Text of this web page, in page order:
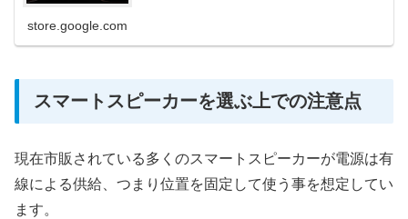
store.google.com
スマートスピーカーを選ぶ上での注意点
現在市販されている多くのスマートスピーカーが電源は有
線による供給、つまり位置を固定して使う事を想定してい
ます。